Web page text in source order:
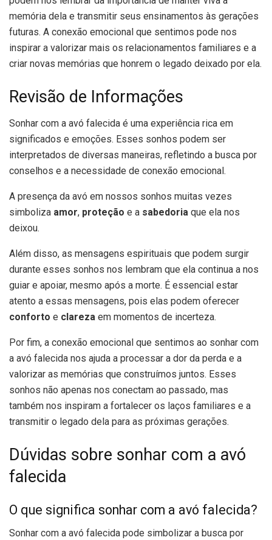
memória dela e transmitir seus ensinamentos às gerações
futuras. A conexão emocional que sentimos pode nos
inspirar a valorizar mais os relacionamentos familiares e a
criar novas memórias que honrem o legado deixado por ela.
Revisão de Informações
Sonhar com a avó falecida é uma experiência rica em
significados e emoções. Esses sonhos podem ser
interpretados de diversas maneiras, refletindo a busca por
conselhos e a necessidade de conexão emocional.
A presença da avó em nossos sonhos muitas vezes
simboliza amor, proteção e a sabedoria que ela nos
deixou.
Além disso, as mensagens espirituais que podem surgir
durante esses sonhos nos lembram que ela continua a nos
guiar e apoiar, mesmo após a morte. É essencial estar
atento a essas mensagens, pois elas podem oferecer
conforto e clareza em momentos de incerteza.
Por fim, a conexão emocional que sentimos ao sonhar com
a avó falecida nos ajuda a processar a dor da perda e a
valorizar as memórias que construímos juntos. Esses
sonhos não apenas nos conectam ao passado, mas
também nos inspiram a fortalecer os laços familiares e a
transmitir o legado dela para as próximas gerações.
Dúvidas sobre sonhar com a avó
falecida
O que significa sonhar com a avó falecida?
Sonhar com a avó falecida pode simbolizar a busca por